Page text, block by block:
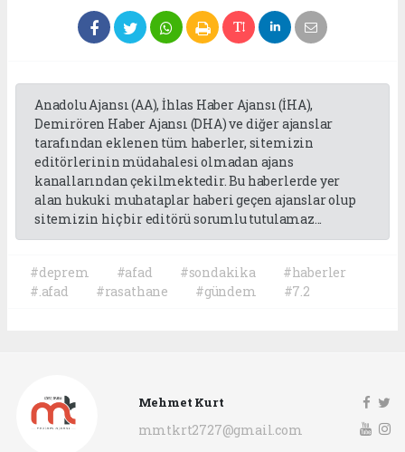
Anadolu Ajansı (AA), İhlas Haber Ajansı (İHA),
Demirören Haber Ajansı (DHA) ve diğer ajanslar
tarafından eklenen tüm haberler, sitemizin
editörlerinin müdahalesi olmadan ajans
kanallarından çekilmektedir. Bu haberlerde yer
alan hukuki muhataplar haberi geçen ajanslar olup
sitemizin hiç bir editörü sorumlu tutulamaz...
#deprem #afad #sondakika
#haberler
#.afad
#rasathane #gündem #7.2
Mehmet Kurt
mmtkrt2727@gmail.com